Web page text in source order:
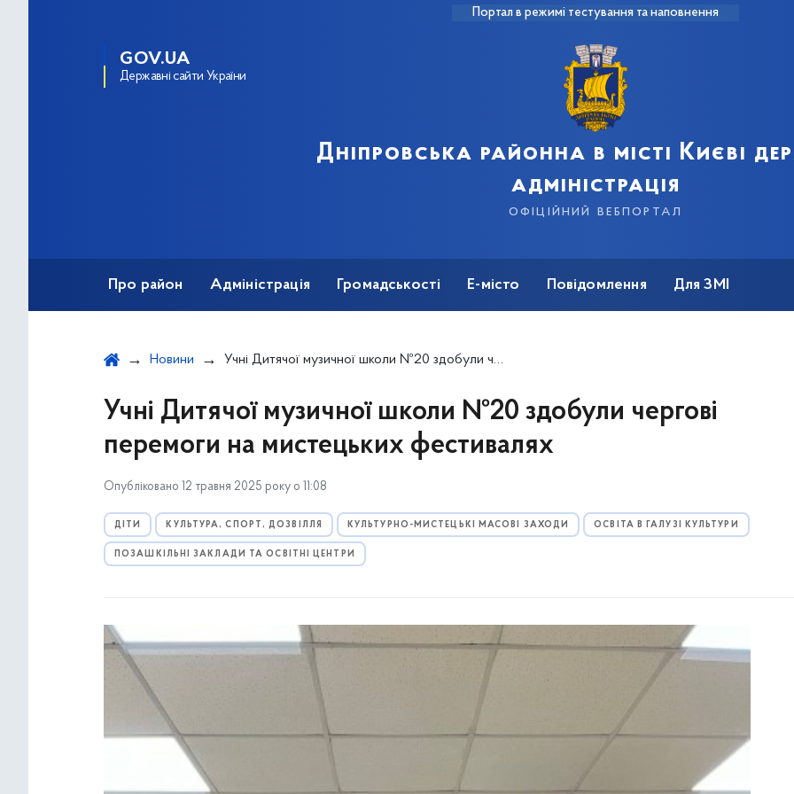
Портал в режимі тестування та наповнення
GOV.UA
Державні сайти України
Дніпровська районна в місті Києві
адміністрація
офіційний вебпортал
Про район Адміністрація Громадськості Е-місто Повідомлення Для ЗМІ
Новини Учні Дитячої музичної школи №20 здобули чергові перемоги на мистецьких фестивалях
Учні Дитячої музичної школи №20 здобули чергові
перемоги на мистецьких фестивалях
Опубліковано 12 травня 2025 року о 11:08
ДІТИ КУЛЬТУРА, СПОРТ, ДОЗВІЛЛЯ КУЛЬТУРНО-МИСТЕЦЬКІ МАСОВІ ЗАХОДИ ОСВІТА В ГАЛУЗІ КУЛЬТУРИ
ПОЗАШКІЛЬНІ ЗАКЛАДИ ТА ОСВІТНІ ЦЕНТРИ